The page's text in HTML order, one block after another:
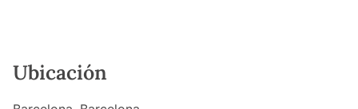
Ubicación